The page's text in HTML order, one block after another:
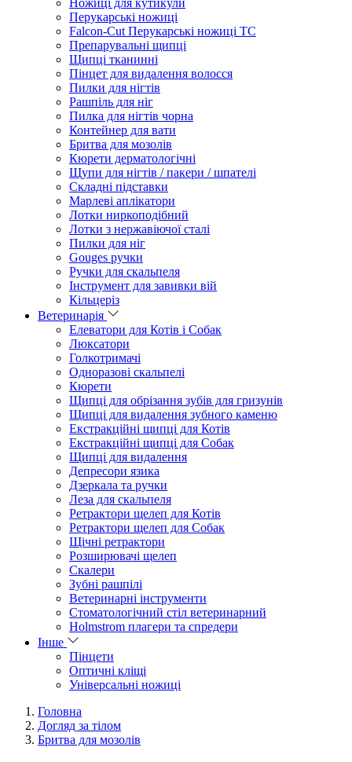
Ножиці для кутикули
Перукарські ножиці
Falcon-Cut Перукарські ножиці TC
Препарувальні щипці
Щипці тканинні
Пінцет для видалення волосся
Пилки для нігтів
Рашпіль для ніг
Пилка для нігтів чорна
Контейнер для вати
Бритва для мозолів
Кюрети дерматологічні
Щупи для нігтів / пакери / шпателі
Складні підставки
Марлеві аплікатори
Лотки ниркоподібний
Лотки з нержавіючої сталі
Пилки для ніг
Gouges ручки
Ручки для скальпеля
Інструмент для завивки вій
Кільцеріз
Ветеринарія
Елеватори для Котів і Собак
Люксатори
Голкотримачі
Одноразові скальпелі
Кюрети
Щипці для обрізання зубів для гризунів
Щипці для видалення зубного каменю
Екстракційні щипці для Котів
Екстракційні щипці для Собак
Щипці для видалення
Депресори язика
Дзеркала та ручки
Леза для скальпеля
Ретрактори щелеп для Котів
Ретрактори щелеп для Собак
Щічні ретрактори
Розширювачі щелеп
Скалери
Зубні рашпілі
Ветеринарні інструменти
Стоматологічний стіл ветеринарний
Holmstrom плагери та спредери
Інше
Пінцети
Оптичні кліщі
Універсальні ножиці
Головна
Догляд за тілом
Бритва для мозолів